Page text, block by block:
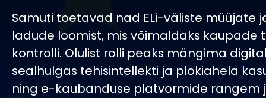
Samuti toetavad nad ELi-väliste müüjate
ladude loomist, mis võimaldaks kaupade
kontrolli. Olulist rolli peaks mängima
sealhulgas tehisintellekti ja plokiahela
ning e-kaubanduse platvormide rangem